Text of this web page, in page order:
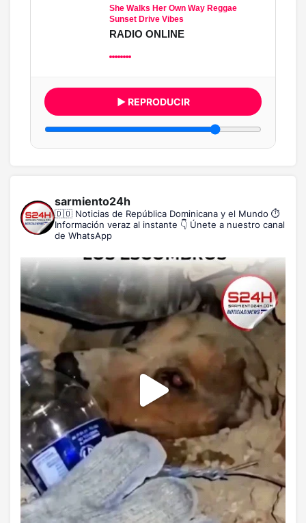
She Walks Her Own Way Reggae
Sunset Drive Vibes
RADIO ONLINE
▶ REPRODUCIR
sarmiento24h
🇩🇴 Noticias de República Dominicana y el Mundo ⏱️
Información veraz al instante 👇 Únete a nuestro canal
de WhatsApp